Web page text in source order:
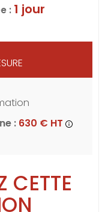
: 1 jour
: 630 € HT
CETTE